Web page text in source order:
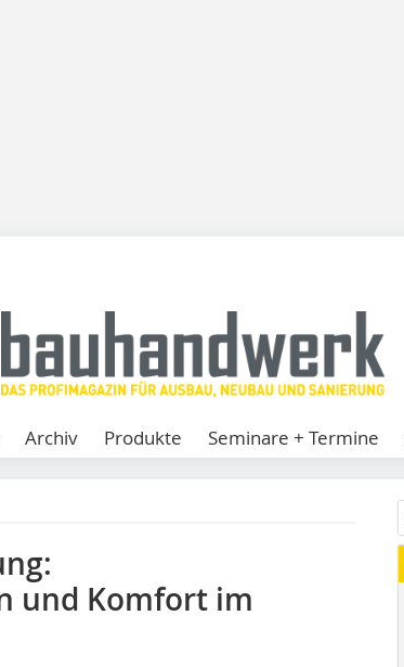
Archiv Produkte Seminare + Termine
und Komfort im